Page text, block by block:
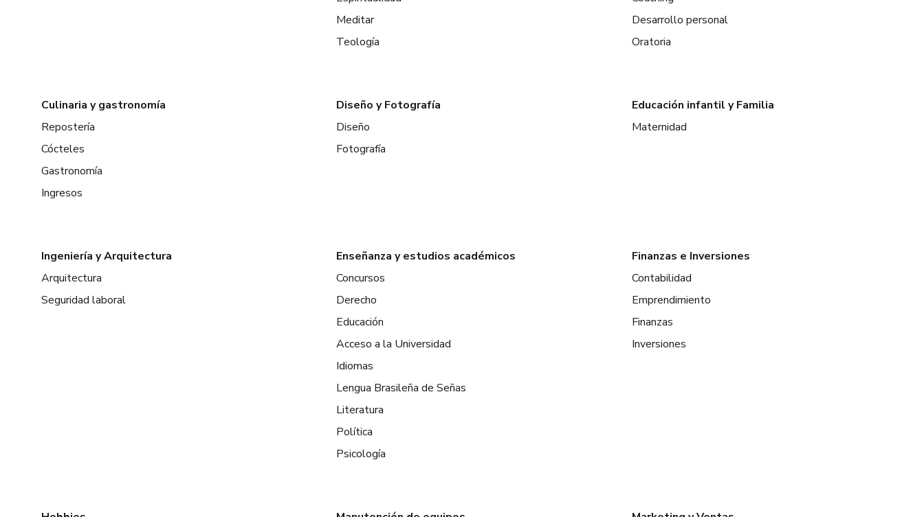
Meditar
Teología
Desarrollo personal
Oratoria
Culinaria y gastronomía
Repostería
Cócteles
Gastronomía
Ingresos
Diseño y Fotografía
Diseño
Fotografía
Educación infantil y Familia
Maternidad
Ingeniería y Arquitectura
Arquitectura
Seguridad laboral
Enseñanza y estudios académicos
Concursos
Derecho
Educación
Acceso a la Universidad
Idiomas
Lengua Brasileña de Señas
Literatura
Política
Psicología
Finanzas e Inversiones
Contabilidad
Emprendimiento
Finanzas
Inversiones